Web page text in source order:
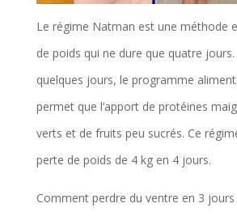
Le régime Natman est une méthode
de poids qui ne dure que quatre
quelques jours, le programme
permet que l’apport de protéines
verts et de fruits peu sucrés. Ce
perte de poids de 4 kg en 4 jours.
Comment perdre du ventre en 3 jours